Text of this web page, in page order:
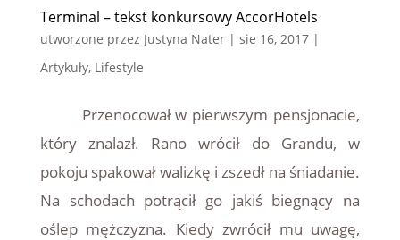
Terminal – tekst konkursowy AccorHotels
utworzone przez Justyna Nater| sie 16, 2017|
Artykuły, Lifestyle
Przenocował w pierwszym pensjonacie,
który znalazł. Rano wrócił do Grandu, w
pokoju spakował walizkę i zszedł na śniadanie.
Na schodach potrącił go jakiś biegnący na
oślep mężczyzna. Kiedy zwrócił mu uwagę,